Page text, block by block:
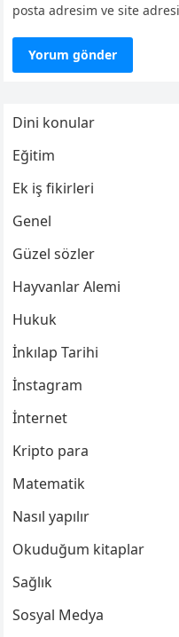
posta adresim ve site
Dini konular
Eğitim
Ek iş fikirleri
Genel
Güzel sözler
Hayvanlar Alemi
Hukuk
İnkılap Tarihi
İnstagram
İnternet
Kripto para
Matematik
Nasıl yapılır
Okuduğum kitaplar
Sağlık
Sosyal Medya